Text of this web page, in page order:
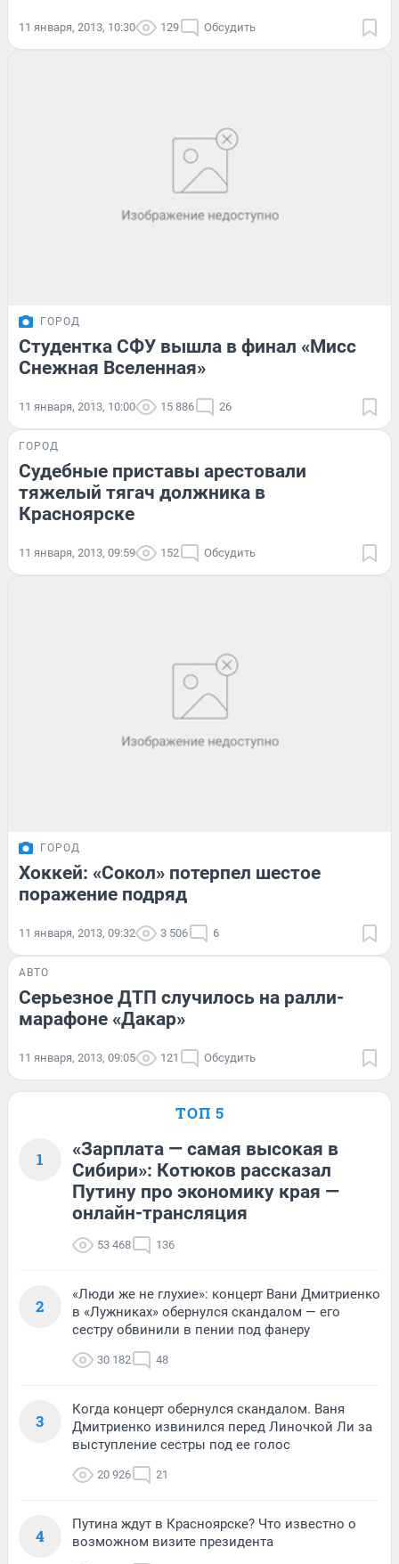
11 января, 2013, 10:30 129 Обсудить
ГОРОД
Студентка СФУ вышла в финал «Мисс
Снежная Вселенная»
11 января, 2013, 10:00 15 886 26
ГОРОД
Судебные приставы арестовали
тяжелый тягач должника в
Красноярске
11 января, 2013, 09:59 152 Обсудить
ГОРОД
Хоккей: «Сокол» потерпел шестое
поражение подряд
11 января, 2013, 09:32 3 506 6
АВТО
Серьезное ДТП случилось на ралли-
марафоне «Дакар»
11 января, 2013, 09:05 121 Обсудить
ТОП 5
1
«Зарплата — самая высокая в
Сибири»: Котюков рассказал
Путину про экономику края —
онлайн-трансляция
53 468 136
2
«Люди же не глухие»: концерт Вани Дмитриенко
в «Лужниках» обернулся скандалом — его
сестру обвинили в пении под фанеру
30 182 48
3
Когда концерт обернулся скандалом. Ваня
Дмитриенко извинился перед Линочкой Ли за
выступление сестры под ее голос
20 926 21
4
Путина ждут в Красноярске? Что известно о
возможном визите президента